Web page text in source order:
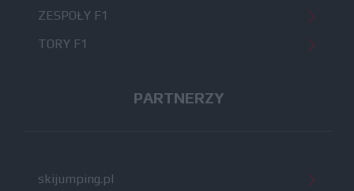
ZESPOŁY F1
TORY F1
PARTNERZY
skijumping.pl